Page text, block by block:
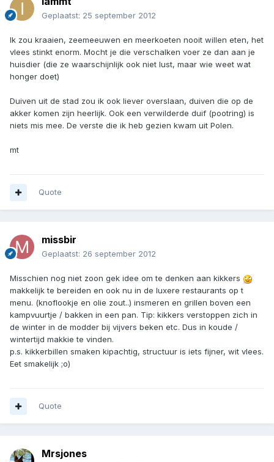
Geplaatst: 25 september 2012
Ik zou kraaien, zeemeeuwen en meerkoeten nooit willen eten, het
vlees stinkt enorm. Mocht je die verschalken voer ze dan aan je
huisdier (die ze waarschijnlijk ook niet lust, maar wie weet wat
honger doet)
Duiven uit de stad zou ik ook liever overslaan, duiven die op de
akker komen zijn heerlijk. Ook een verwilderde duif (pootring) is
niets mis mee. De verste die ik heb gezien kwam uit Polen.
mt
Quote
missbir
Geplaatst: 26 september 2012
Misschien nog niet zoon gek idee om te denken aan kikkers
makkelijk te bereiden en ook nu in de luxere restaurants op t
menu. (knoflookje en olie zout..) insmeren en grillen boven een
kampvuurtje / bakken in een pan. Tip: kikkers verstoppen zich in
de winter in de modder bij vijvers beken etc. Dus in koude /
wintertijd makkie te vinden.
p.s. kikkerbillen smaken kipachtig, structuur is iets fijner, wit vlees.
Eet smakelijk ;o)
Quote
Mrsjones